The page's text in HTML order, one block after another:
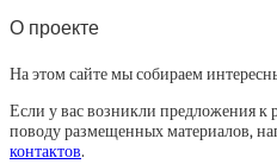
О проекте
На этом сайте мы собираем
Если у вас возникли предложения к
поводу размещенных материалов,
контактов.